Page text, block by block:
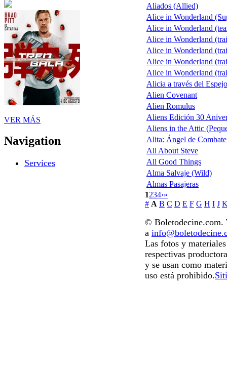
VER MÁS
Navigation
Services
Aliados (Allied)
Alice in Wonderland
Alice in Wonderland
Alice in Wonderland
Alice in Wonderland
Alice in Wonderland
Alice in Wonderland
Alicia a través del
Alien Covenant
Alien Romulus
Aliens Edición 30
Aliens in the Attic
Alita: Ángel de
All About Steve
All Good Things
Alma Salvaje (Wild)
Almas Pasajeras
1234›»
# A B C D E F G H I J
© Boletodecine.com.
a
Las fotos y
respectivas
y se usan como
uso está prohibido.